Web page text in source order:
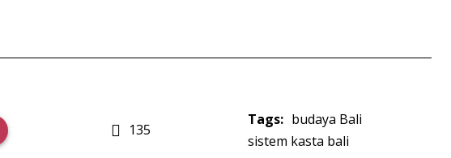
135
Tags: budaya Bali
sistem kasta bali